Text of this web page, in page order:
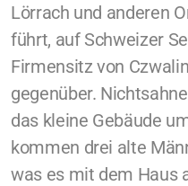
Lörrach und anderen
führt, auf Schweizer
Firmensitz von
gegenüber.
das kleine Gebäude
kommen drei alte
was es mit dem Haus